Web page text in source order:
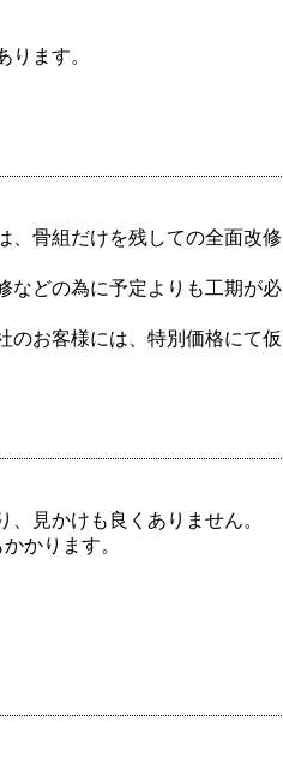
ます。
、骨組だけを残しての全面改修
などの為に予定よりも工期が必
のお客様には、特別価格にて仮
見かけも良くありません。
かります。